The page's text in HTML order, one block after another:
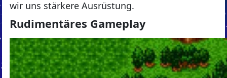
wir uns stärkere Ausrüstung.
Rudimentäres Gameplay